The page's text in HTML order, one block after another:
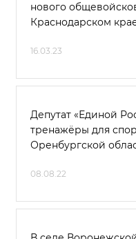
нового
Краснодарском
16.03.23
Депутат «Единой
тренажёры для
Оренбургской
08.08.22